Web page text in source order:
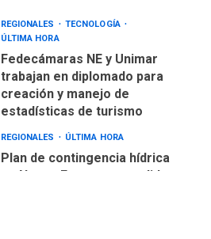
REGIONALES
TECNOLOGÍA
ÚLTIMA HORA
Fedecámaras NE y Unimar
trabajan en diplomado para
creación y manejo de
estadísticas de turismo
REGIONALES ÚLTIMA HORA
Plan de contingencia hídrica
en Nueva Esparta consolida